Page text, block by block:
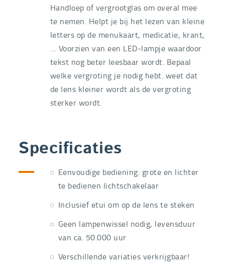
Handloep of vergrootglas om overal mee
te nemen. Helpt je bij het lezen van kleine
letters op de menukaart, medicatie, krant,
… Voorzien van een LED-lampje waardoor
tekst nog beter leesbaar wordt. Bepaal
welke vergroting je nodig hebt. weet dat
de lens kleiner wordt als de vergroting
sterker wordt.
Specificaties
Eenvoudige bediening: grote en lichter
te bedienen lichtschakelaar
Inclusief etui om op de lens te steken
Geen lampenwissel nodig, levensduur
van ca. 50.000 uur
Verschillende variaties verkrijgbaar!